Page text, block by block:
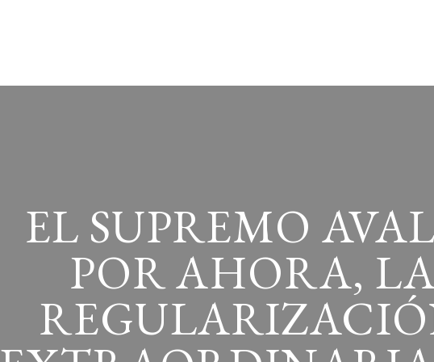
EL SUPREMO
POR AHORA,